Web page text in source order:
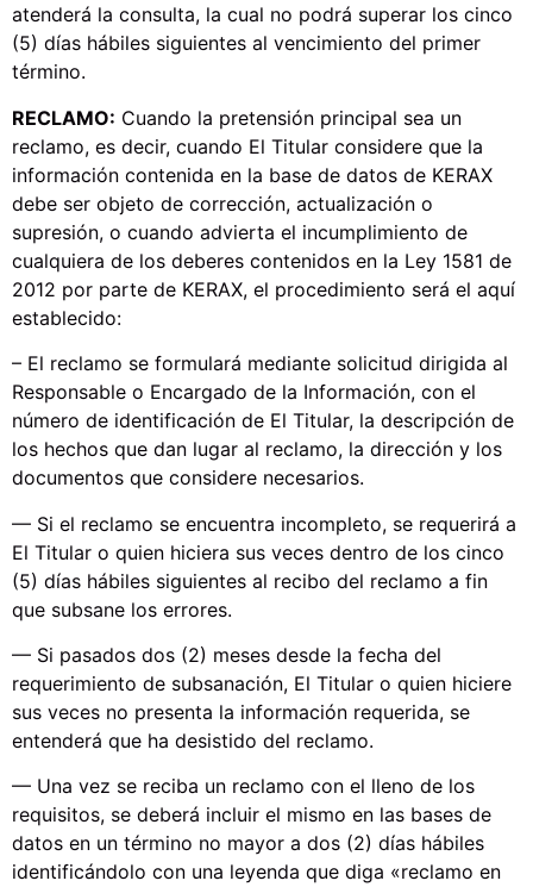
atenderá la consulta, la cual no podrá superar los cinco
(5) días hábiles siguientes al vencimiento del primer
término.
RECLAMO: Cuando la pretensión principal sea un
reclamo, es decir, cuando El Titular considere que la
información contenida en la base de datos de KERAX
debe ser objeto de corrección, actualización o
supresión, o cuando advierta el incumplimiento de
cualquiera de los deberes contenidos en la Ley 1581 de
2012 por parte de KERAX, el procedimiento será el aquí
establecido:
– El reclamo se formulará mediante solicitud dirigida al
Responsable o Encargado de la Información, con el
número de identificación de El Titular, la descripción de
los hechos que dan lugar al reclamo, la dirección y los
documentos que considere necesarios.
— Si el reclamo se encuentra incompleto, se requerirá a
El Titular o quien hiciera sus veces dentro de los cinco
(5) días hábiles siguientes al recibo del reclamo a fin
que subsane los errores.
— Si pasados dos (2) meses desde la fecha del
requerimiento de subsanación, El Titular o quien hiciere
sus veces no presenta la información requerida, se
entenderá que ha desistido del reclamo.
— Una vez se reciba un reclamo con el lleno de los
requisitos, se deberá incluir el mismo en las bases de
datos en un término no mayor a dos (2) días hábiles
identificándolo con una leyenda que diga «reclamo en